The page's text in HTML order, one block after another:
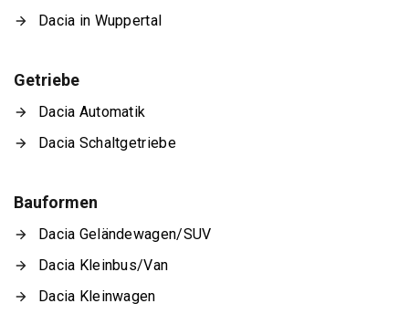
Dacia in Wuppertal
Getriebe
Dacia Automatik
Dacia Schaltgetriebe
Bauformen
Dacia Geländewagen/SUV
Dacia Kleinbus/Van
Dacia Kleinwagen